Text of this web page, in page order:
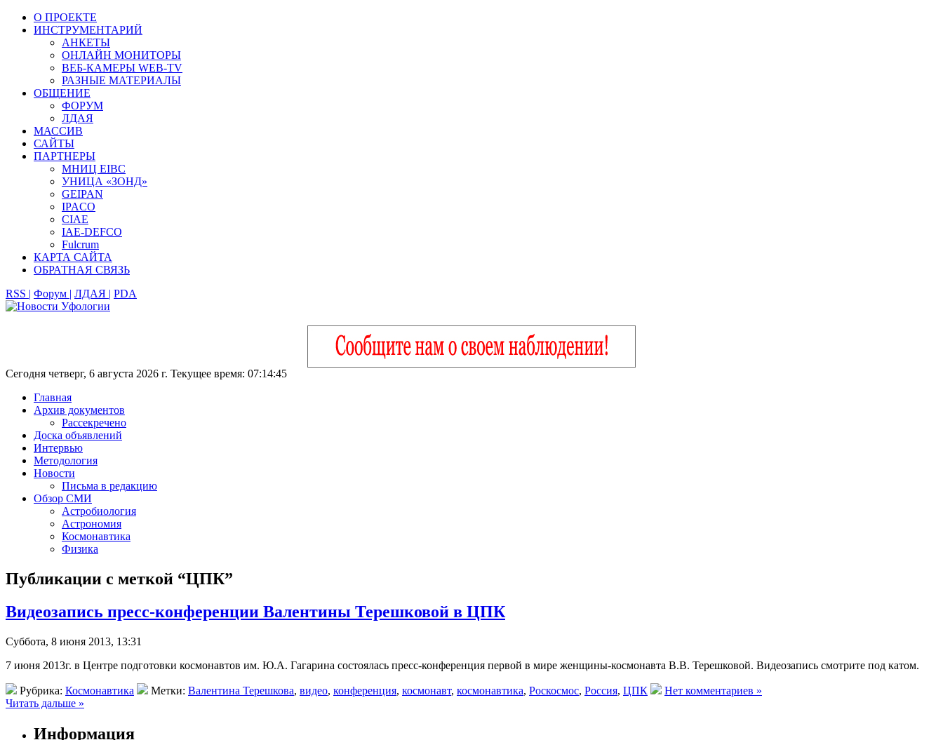
О ПРОЕКТЕ
ИНСТРУМЕНТАРИЙ
АНКЕТЫ
ОНЛАЙН МОНИТОРЫ
ВЕБ-КАМЕРЫ WEB-TV
РАЗНЫЕ МАТЕРИАЛЫ
ОБЩЕНИЕ
ФОРУМ
ЛДАЯ
МАССИВ
САЙТЫ
ПАРТНЕРЫ
МНИЦ EIBC
УНИЦА «ЗОНД»
GEIPAN
IPACO
CIAE
IAE-DEFCO
Fulcrum
КАРТА САЙТА
ОБРАТНАЯ СВЯЗЬ
RSS | Форум | ЛДАЯ | PDA
Сегодня четверг, 6 августа 2026 г. Текущее время: 07:14:46
Главная
Архив документов
Рассекречено
Доска объявлений
Интервью
Методология
Новости
Письма в редакцию
Обзор СМИ
Астробиология
Астрономия
Космонавтика
Физика
Публикации с меткой “ЦПК”
Видеозапись пресс-конференции Валентины Терешковой в ЦПК
Суббота, 8 июня 2013, 13:31
7 июня 2013г. в Центре подготовки космонавтов им. Ю.А. Гагарина состоялась пресс-конференция первой в мире женщины-космонавта В.В. Терешковой. Видеозапись смотрите под катом.
Рубрика: Космонавтика Метки: Валентина Терешкова, видео, конференция, космонавт, космонавтика, Роскосмос, Россия, ЦПК
Нет комментариев »
Читать дальше »
Информация